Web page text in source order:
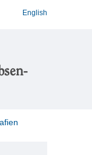
English